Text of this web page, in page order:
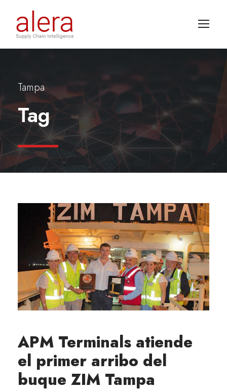
Tampa
Tag
APM Terminals atiende
el primer arribo del
buque ZIM Tampa